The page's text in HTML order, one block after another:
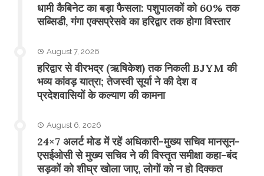
​धामी कैबिनेट का बड़ा फैसला: पशुपालकों को 60% तक
सब्सिडी, गंगा एक्सप्रेसवे का हरिद्वार तक होगा विस्तार
August 7, 2026
​हरिद्वार से वीरभद्र (ऋषिकेश) तक निकली BJYM की
भव्य कांवड़ यात्रा; तेजस्वी सूर्या ने की देश व
प्रदेशवासियों के कल्याण की कामना
August 6, 2026
24×7 अलर्ट मोड में रहें अधिकारी-मुख्य सचिव मानसून-
एसईओसी से मुख्य सचिव ने की विस्तृत समीक्षा कहा-बंद
सड़कों को शीघ्र खोला जाए, लोगों को न हो दिक्कत